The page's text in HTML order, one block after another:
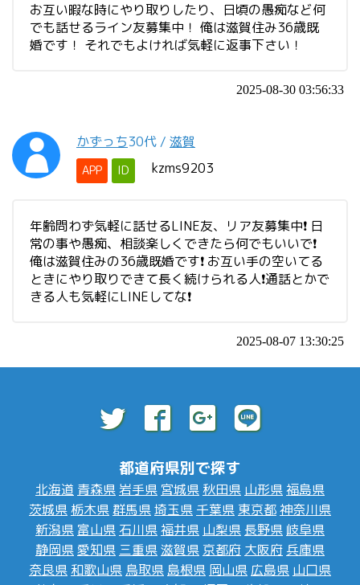
お互い暇な時にやり取りしたり、日頃の愚痴など何
でも話せるライン友募集中！ 俺は滋賀住み36歳既
婚です！ それでもよければ気軽に返事下さい！
2025-08-30 03:56:33
かずっち30代 / 滋賀
APP ID kzms9203
年齢問わず気軽に話せるLINE友、リア友募集中❗ 日
常の事や愚痴、相談楽しくできたら何でもいいで❗
俺は滋賀住みの36歳既婚です❗ お互い手の空いてる
ときにやり取りできて長く続けられる人❗通話とかで
きる人も気軽にLINEしてな❗
2025-08-07 13:30:25
都道府県別で探す
北海道 青森県 岩手県 宮城県 秋田県 山形県福島県
茨城県 栃木県群馬県埼玉県 千葉県 東京都神奈川県
新潟県 富山県 石川県福井県 山梨県 長野県 岐阜県
静岡県愛知県 三重県滋賀県 京都府 大阪府 兵庫県
奈良県 和歌山県 鳥取県 島根県 岡山県 広島県 山口県